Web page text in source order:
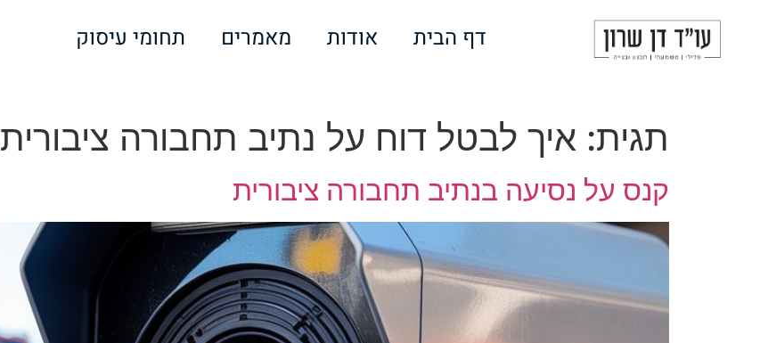
דף הבית אודות מאמרים תחומי עיסוק
תגית: איך לבטל דוח על נתיב תחבורה ציבורית
קנס על נסיעה בנתיב תחבורה ציבורית